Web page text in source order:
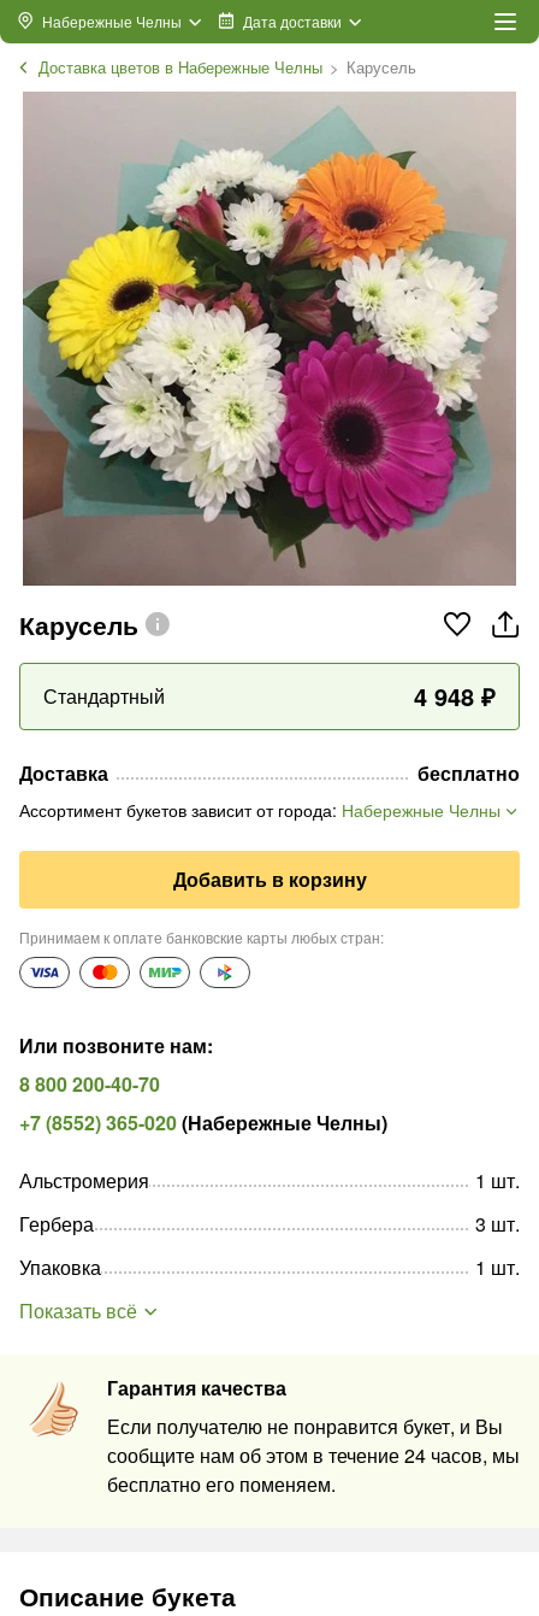
Набережные Челны Дата доставки
Доставка цветов в Набережные Челны Карусель
Карусель
Стандартный 4 948 ₽
Доставка бесплатно
Ассортимент букетов зависит от города: Набережные Челны
Добавить в корзину
Принимаем к оплате банковские карты любых стран:
Или позвоните нам:
8 800 200-40-70
+7 (8552) 365-020(Набережные Челны)
Гарантия качества
Если получателю не понравится букет, и Вы
сообщите нам об этом в течение 24 часов, мы
бесплатно его поменяем.
Альстромерия 1 шт.
Гербера
3 шт.
Упаковка
1 шт.
Показать всё
Описание букета